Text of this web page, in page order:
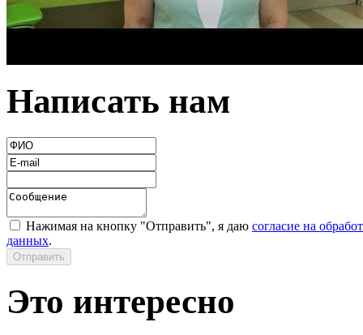
Написать нам
Нажимая на кнопку "Отправить", я даю согласие на
данных.
Это интересно